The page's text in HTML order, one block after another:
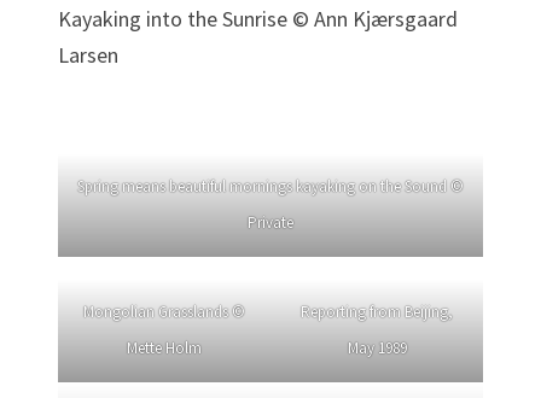
Kayaking into the Sunrise © Ann Kjærsgaard
Larsen
Spring means beautiful mornings kayaking on the Sound ©
Private
Mongolian Grasslands ©
Mette Holm
Reporting from Beijing,
May 1989